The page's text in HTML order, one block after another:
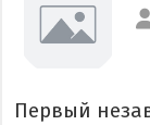
Первый